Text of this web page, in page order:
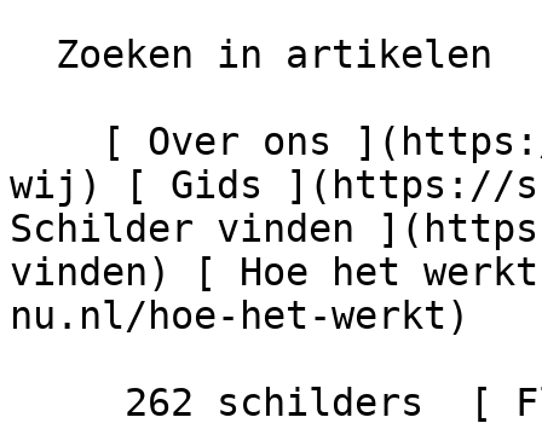
wij) [ Gids ](https://
Schilder vinden
vinden) [ Hoe het
nu.nl/hoe-het-werkt)